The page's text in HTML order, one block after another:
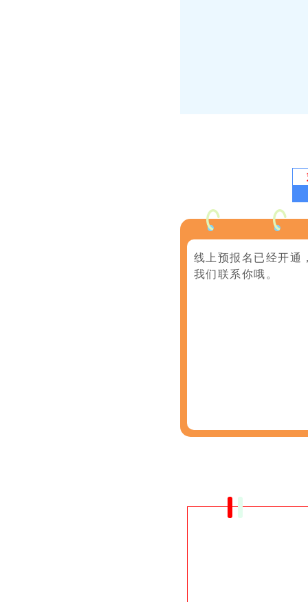
线上预报名已经开通
我们联系你哦。